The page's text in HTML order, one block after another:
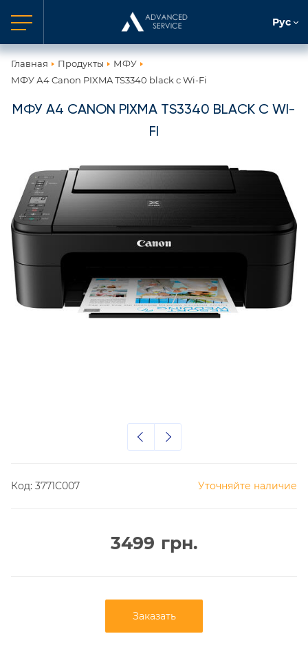
Рус
Главная Продукты
МФУ
МФУ А4 Canon PIXMA TS3340 black c Wi-Fi
МФУ А4 CANON PIXMA TS3340 BLACK C WI-
FI
Код: 3771C007 Уточняйте наличие
3499 грн.
Заказать